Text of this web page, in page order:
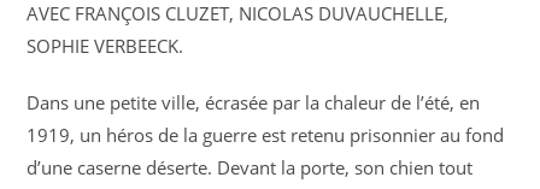
AVEC FRANÇOIS CLUZET, NICOLAS DUVAUCHELLE,
SOPHIE VERBEECK.
Dans une petite ville, écrasée par la chaleur de l’été, en
1919, un héros de la guerre est retenu prisonnier au fond
d’une caserne déserte. Devant la porte, son chien tout